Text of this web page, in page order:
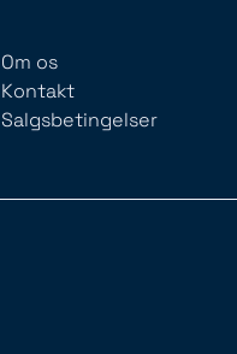
Om os
Kontakt
Salgsbetingelser